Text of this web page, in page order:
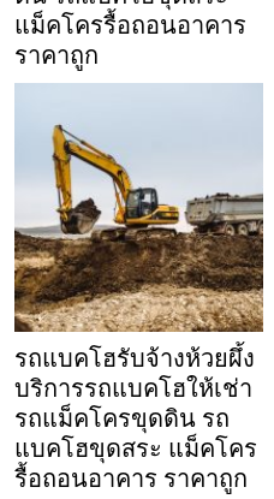
แม็คโครรื้อถอนอาคาร
ราคาถูก
รถแบคโฮรับจ้างห้วยผึ้ง
บริการรถแบคโฮให้เช่า
รถแม็คโครขุดดิน รถ
แบคโฮขุดสระ แม็คโคร
รื้อถอนอาคาร ราคาถูก